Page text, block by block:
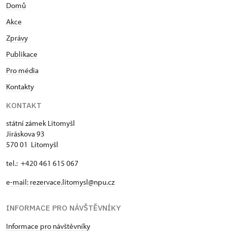
Domů
Akce
Zprávy
Publikace
Pro média
Kontakty
KONTAKT
státní zámek Litomyšl
Jiráskova 93
570 01 Litomyšl
tel.: +420 461 615 067
e-mail: rezervace.litomysl@npu.cz
INFORMACE PRO NÁVŠTĚVNÍKY
Informace pro návštěvníky